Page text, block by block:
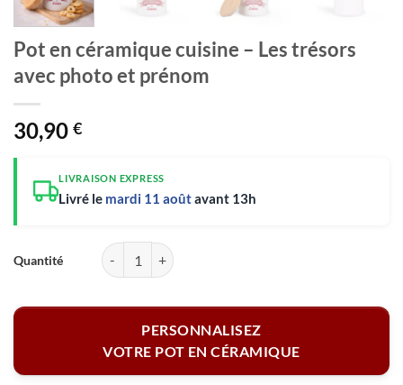
Pot en céramique cuisine – Les trésors
avec photo et prénom
30,90 €
LIVRAISON EXPRESS
Livré le mardi 11 aoûtavant 13h
quantité de Pot en céramique cuisine - Les trésors avec photo et
PERSONNALISEZ
VOTRE POT EN CÉRAMIQUE